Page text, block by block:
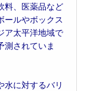
料、医薬品など
ールやボックス
ア太平洋地域で
測されていま
水に対するバリ